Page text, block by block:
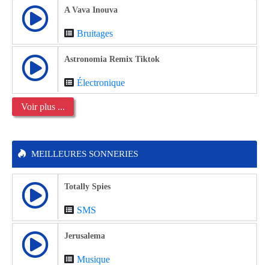
A Vava Inouva
Bruitages
Astronomia Remix Tiktok
Électronique
Voir plus ...
MEILLEURES SONNERIES
Totally Spies
SMS
Jerusalema
Musique